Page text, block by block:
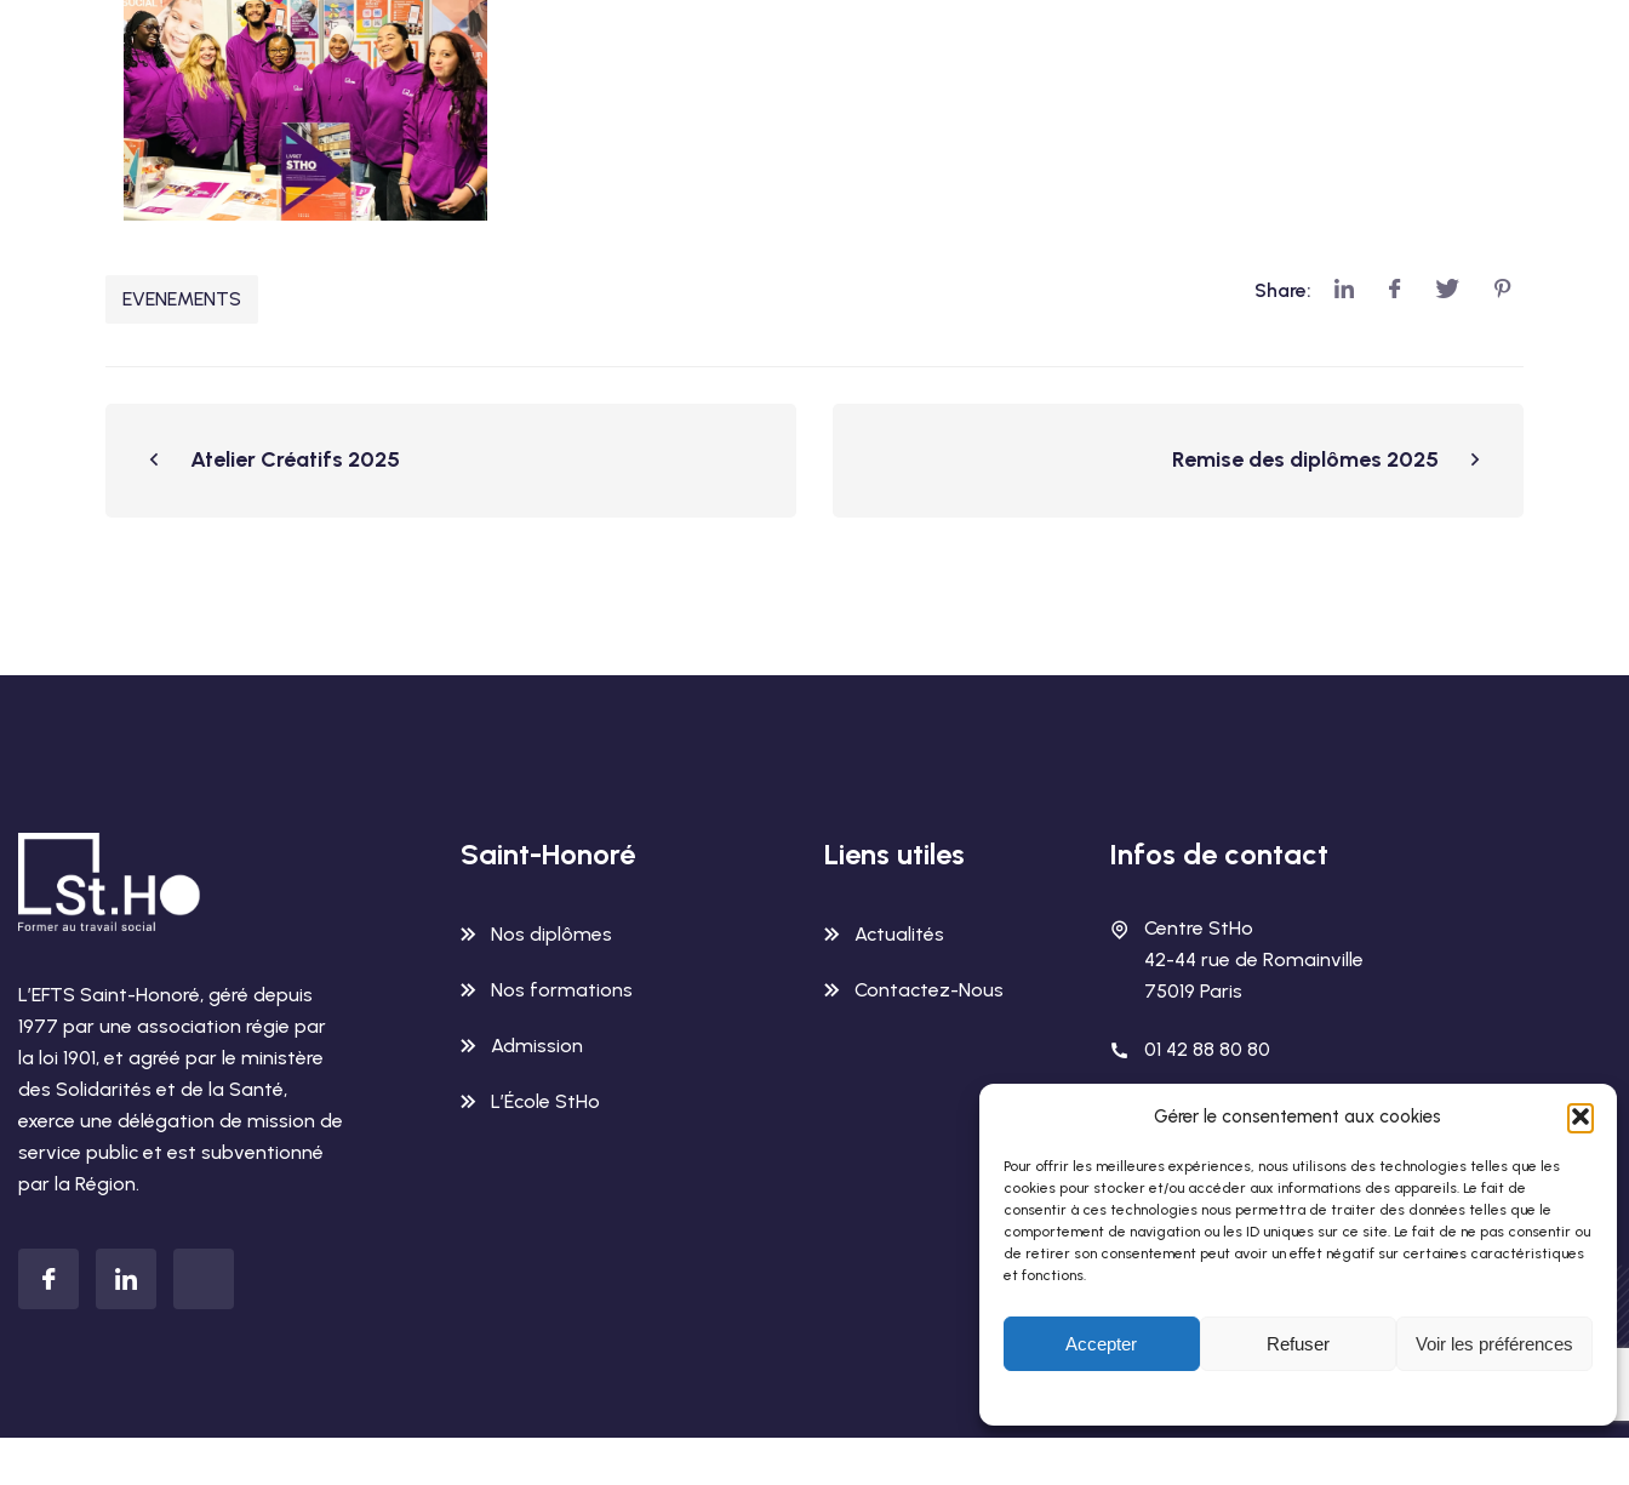
Gérer le consentement aux cookies
Pour offrir les meilleures expériences, nous utilisons des technologies telles que les
cookies pour stocker et/ou accéder aux informations des appareils. Le fait de
consentir à ces technologies nous permettra de traiter des données telles que le
comportement de navigation ou les ID uniques sur ce site. Le fait de ne pas consentir ou
de retirer son consentement peut avoir un effet négatif sur certaines caractéristiques
et fonctions.
Accepter Refuser Voir les préférences
EVENEMENTS Share:
Atelier Créatifs 2025 Remise des diplômes 2025
L’EFTS Saint-Honoré, géré depuis
1977 par une association régie par
la loi 1901, et agréé par le ministère
des Solidarités et de la Santé,
exerce une délégation de mission de
service public et est subventionné
par la Région.
Saint-Honoré
Nos diplômes
Nos formations
Admission
L’École StHo
Liens utiles
Actualités
Contactez-Nous
Infos de contact
Centre StHo
42-44 rue de Romainville
75019 Paris
01 42 88 80 80
stho@stho.org